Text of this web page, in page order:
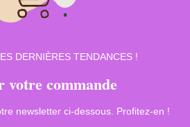
DERNIÈRES TENDANCES !
votre commande
newsletter ci-dessous. Profitez-en !